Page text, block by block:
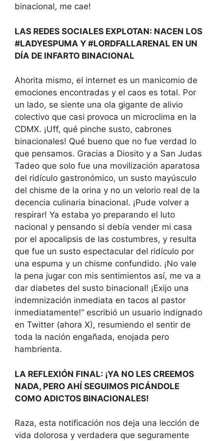
binacional, me cae!
LAS REDES SOCIALES EXPLOTAN: NACEN LOS
#LADYESPUMA Y #LORDFALLARENAL EN UN
DÍA DE INFARTO BINACIONAL
Ahorita mismo, el internet es un manicomio de
emociones encontradas y el caos es total. Por
un lado, se siente una ola gigante de alivio
colectivo que casi provoca un microclima en la
CDMX. ¡Uff, qué pinche susto, cabrones
binacionales! Qué bueno que no fue verdad lo
que pensamos. Gracias a Diosito y a San Judas
Tadeo que solo fue una movilización aparatosa
del ridículo gastronómico, un susto mayúsculo
del chisme de la orina y no un velorio real de la
decencia culinaria binacional. ¡Pude volver a
respirar! Ya estaba yo preparando el luto
nacional y pensando si debía vender mi casa
por el apocalipsis de las costumbres, y resulta
que fue un susto espectacular del ridículo por
una espuma y un chisme confundido. ¡No vale
la pena jugar con mis sentimientos así, me va a
dar diabetes del susto binacional! ¡Exijo una
indemnización inmediata en tacos al pastor
inmediatamente!” escribió un usuario indignado
en Twitter (ahora X), resumiendo el sentir de
toda la nación engañada, enojada pero
hambrienta.
LA REFLEXIÓN FINAL: ¡YA NO LES CREEMOS
NADA, PERO AHÍ SEGUIMOS PICÁNDOLE
COMO ADICTOS BINACIONALES!
Raza, esta notificación nos deja una lección de
vida dolorosa y verdadera que seguramente